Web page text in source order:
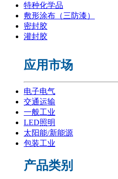
特种化学品
敷形涂布（三防漆）
密封胶
灌封胶
应用市场
电子电气
交通运输
一般工业
LED照明
太阳能/新能源
包装工业
产品类别